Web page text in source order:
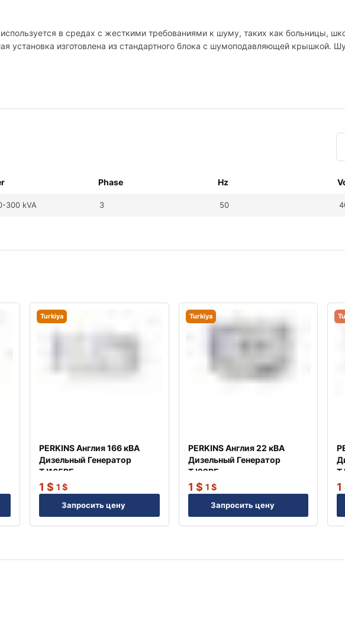
в средах с жесткими требованиями к шуму, таких как больницы,
установка изготовлена ​​из стандартного блока с шумоподавляющей крышкой.
Phase Hz
300 kVA 3 50
Turkiya
PERKINS Англия 166 кВА
Дизельный Генератор
TJ165PE
1$ 1$
Запросить цену
Turkiya
PERKINS Англия 22 кВА
Дизельный Генератор
TJ22PE
1 $ 1 $
Запросить цену
1